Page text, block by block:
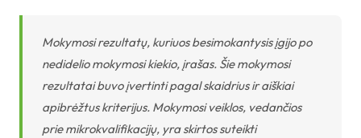
Mokymosi rezultatų, kuriuos besimokantysis įgijo po
nedidelio mokymosi kiekio, įrašas. Šie mokymosi
rezultatai buvo įvertinti pagal skaidrius ir aiškiai
apibrėžtus kriterijus. Mokymosi veiklos, vedančios
prie mikrokvalifikacijų, yra skirtos suteikti